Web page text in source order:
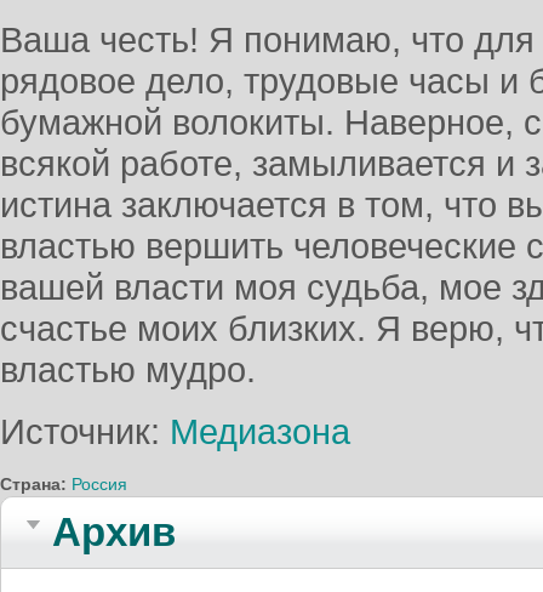
Ваша честь! Я понимаю, что для
рядовое дело, трудовые часы и
бумажной волокиты. Наверное,
всякой работе, замыливается и
истина заключается в том, что
властью вершить
вашей власти моя судьба, мое
счастье моих близких. Я верю,
властью мудро.
Источник: Медиазона
Страна: Россия
Архив